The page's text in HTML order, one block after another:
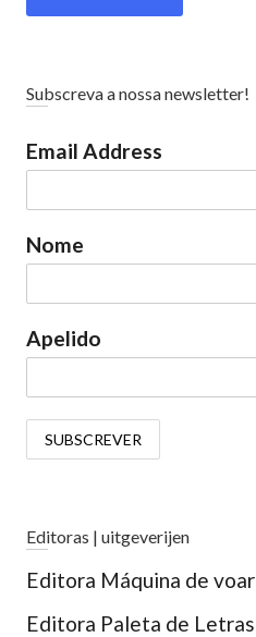
Subscreva a nossa newsletter!
Email Address
Nome
Apelido
Editoras | uitgeverijen
Editora Máquina de voar
Editora Paleta de Letras